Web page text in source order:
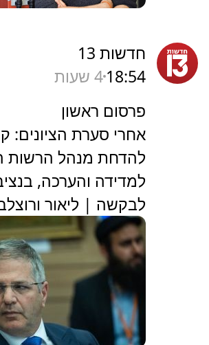
חדשות 13
18:544 שעות
פרסום ראשון
אחרי סערת הציונים:
להדחת מנהל הרשות
למדידה והערכה,
לבקשה | ליאור